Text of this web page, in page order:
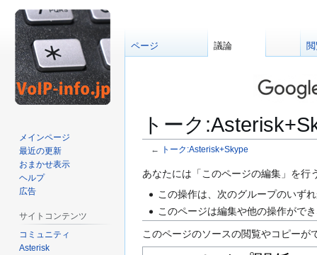
トーク
← トーク:Asterisk+Skype
ナ
ー
シ
ョ
検
移
動
あなたには「このページの編集」を行
この操作は、次のグループのいず
このページは編集や他の操作がで
このページのソースの閲覧やコピーが
ページ 議論
メインページ
最近の更新
おまかせ表示
ヘルプ
広告
サイトコンテンツ
コミュニティ
Asterisk